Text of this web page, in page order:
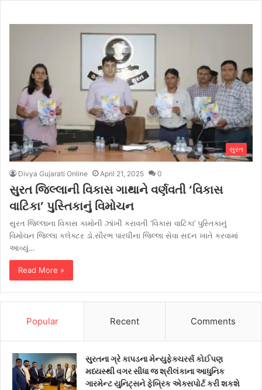
સુરત
Divya Gujarati Online April 21, 2025 0
સુરત જિલ્લાની વિકાસ ગાથાને વર્ણવતી ‘વિકાસ
વાટિકા’ પુસ્તિકાનું વિમોચન
સુરત જિલ્લાના વિકાસ કામોની ઝાંખી કરાવતી ‘વિકાસ વાટિકા’ પુસ્તિકાનું
વિમોચન જિલ્લા કલેક્ટર ડો.સૌરભ પારધીના જિલ્લા સેવા સદન ખાતે કરવામાં
આવ્યું…
Read More »
Popular Recent Comments
સુરતના ગ્રે કાપડના મેન્યુફેક્ચરર્સ કોઈપણ
મધ્યસ્થી વગર સીધા જ શ્રીલંકાના આધુનિક
ગારમેન્ટ યુનિટ્સને ફેબ્રિક એક્સપોર્ટ કરી શકશે